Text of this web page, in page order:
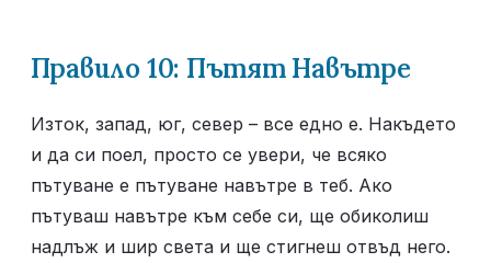
Правило 10: Пътят Навътре
Изток, запад, юг, север – все едно е. Накъдето
и да си поел, просто се увери, че всяко
пътуване е пътуване навътре в теб. Ако
пътуваш навътре към себе си, ще обиколиш
надлъж и шир света и ще стигнеш отвъд него.